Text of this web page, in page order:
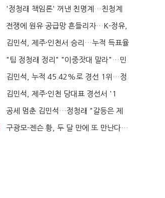
청래 "반명 공세 사...
'정청래 책임론' 꺼낸 친명계…친청계
는 추가투표 때리기...
전쟁에 원유 공급망 흔들리자…K-정유,
에너지안보 핵심...
김민석, 제주·인천서 승리…누적 득표율
'1위 탈환'(종합)...
"팀 정청래 정리" "이중잣대 말라"…민
주 최고위원 계파 다...
김민석, 누적 45.42%로 경선 1위…정
청래와 격차 0.86%p(...
김민석, 제주·인천 당대표 경선서 '1
위'(1보)...
공세 멈춘 김민석…정청래 "갈등은 제
가 수습"
구광모-젠슨 황, 두 달 만에 또 만난다…